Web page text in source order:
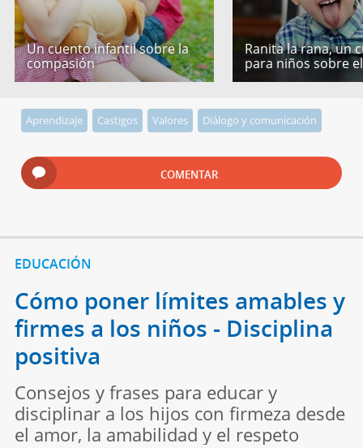
Un cuento infantil sobre la
compasión
Ranita la rana, un
para niños sobre
Aprendizaje Castigos Valores Diálogo y comunicación
COMENTAR
EDUCACIÓN
Cómo poner límites amables y
firmes a los niños - Disciplina
positiva
Consejos y frases para educar y
disciplinar a los hijos con firmeza desde
el amor, la amabilidad y el respeto